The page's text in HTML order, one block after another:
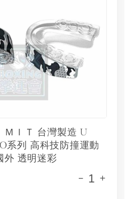
ＭＩＴ 台灣製造 U
系列 高科技防撞運動
外 透明迷彩
- +